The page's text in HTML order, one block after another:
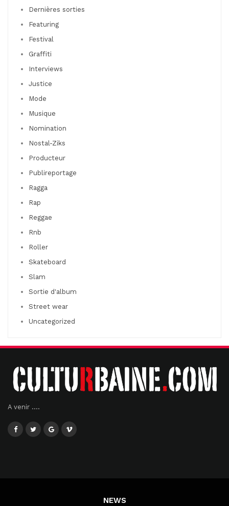
Dernières sorties
Featuring
Festival
Graffiti
Interviews
Justice
Mode
Musique
Nomination
Nostal-Ziks
Producteur
Publireportage
Ragga
Rap
Reggae
Rnb
Roller
Skateboard
Slam
Sortie d'album
Street wear
Uncategorized
A venir ....
NEWS